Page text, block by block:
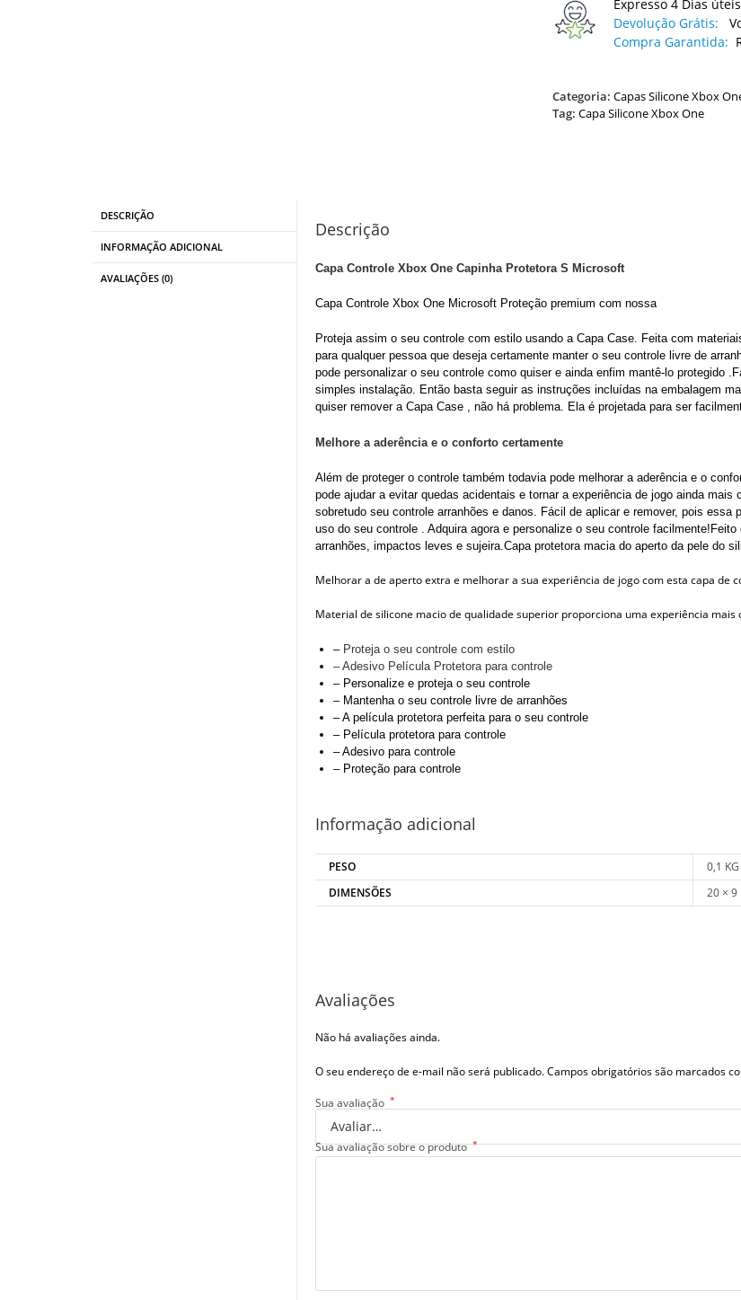
Expresso 4 Dias úteis
Devolução Grátis:
Compra Garantida:
Categoria: Capas Silicone Xbox
Tag: Capa Silicone Xbox One
DESCRIÇÃO
INFORMAÇÃO ADICIONAL
AVALIAÇÕES (0)
Descrição
Capa Controle Xbox One Capinha Protetora S Microsoft
Capa Controle Xbox One Microsoft Proteção premium com nossa
Proteja assim o seu controle com estilo usando a Capa Case. Feita com
para qualquer pessoa que deseja certamente manter o seu controle livre de
pode personalizar o seu controle como quiser e ainda enfim mantê-lo protegido .
simples instalação. Então basta seguir as instruções incluídas na embalagem
quiser remover a Capa Case , não há problema. Ela é projetada para ser
Melhore a aderência e o conforto certamente
Além de proteger o controle também todavia pode melhorar a aderência e o
pode ajudar a evitar quedas acidentais e tornar a experiência de jogo ainda mais
sobretudo seu controle arranhões e danos. Fácil de aplicar e remover, pois
uso do seu controle . Adquira agora e personalize o seu controle facilmente! Feito
arranhões, impactos leves e sujeira.Capa protetora macia do aperto da pele do
Melhorar a de aperto extra e melhorar a sua experiência de jogo com esta capa de
Material de silicone macio de qualidade superior proporciona uma experiência mais
– Proteja o seu controle com estilo
– Adesivo Película Protetora para controle
– Personalize e proteja o seu controle
– Mantenha o seu controle livre de arranhões
– A película protetora perfeita para o seu controle
– Película protetora para controle
– Adesivo para controle
– Proteção para controle
Informação adicional
PESO
0,1 KG
DIMENSÕES
20 × 9
Avaliações
Não há avaliações ainda.
O seu endereço de e-mail não será publicado.Campos obrigatórios são marcados
Sua avaliação *
Sua avaliação sobre o produto *